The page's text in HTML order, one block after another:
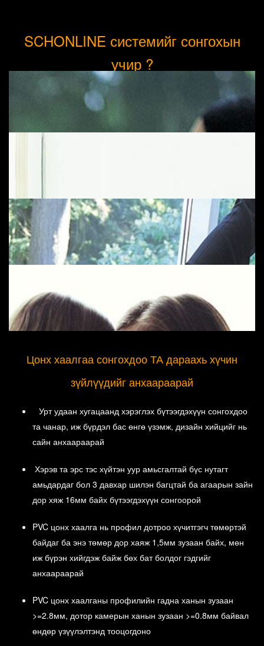
SCHONLINE системийг сонгохын
учир ?
Хүсэл
үнэхээр өнгө үзэмжтэй байх бүрэн боломжтой билээ. Иймд бид
өөрсдийн эрч хүч, дадлага туршлагыг он удаан жил таньд
үйлчлэх тэрхүү бүтээлд шингээхэд зориулсан.
Төсөөлөл
Schonline систем нь таньд бүтээгдэхүүний өргөн сонголт санал
салшгүй хэсэг болно.
Төгөлдөршилт
Цонх хаалгаа сонгохдоо ТА дараахь хүчин
зүйлүүдийг анхаараарай
Урт удаан хугацаанд хэрэглэх бүтээгдэхүүн сонгохдоо
та чанар, иж бүрдэл бас өнгө үзэмж, дизайн хийцийг нь
сайн анхаараарай
Хэрэв та эрс тэс хүйтэн уур амьсгалтай бүс нутагт
амьдардаг бол 3 давхар шилэн багцтай ба агаарын зайн
дор хяж 16мм байх бүтээгдэхүүн сонгоорой
PVC цонх хаалга нь профил дотроо хүчитгэгч төмөртэй
байдаг ба энэ төмөр дор хаяж 1,5мм зузаан байх, мөн
иж бүрэн хийгдэж байж бөх бат болдог гэдгийг
анхаараарай
PVC цонх хаалганы профилийн гадна ханын зузаан
>=2.8мм, дотор камерын ханын зузаан >=0.8мм байвал
өндөр үзүүлэлтэнд тооцогдоно